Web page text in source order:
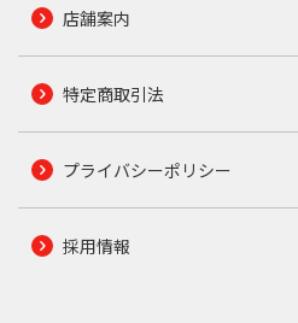
店舗案内
特定商取引法
プライバシーポリシー
採用情報